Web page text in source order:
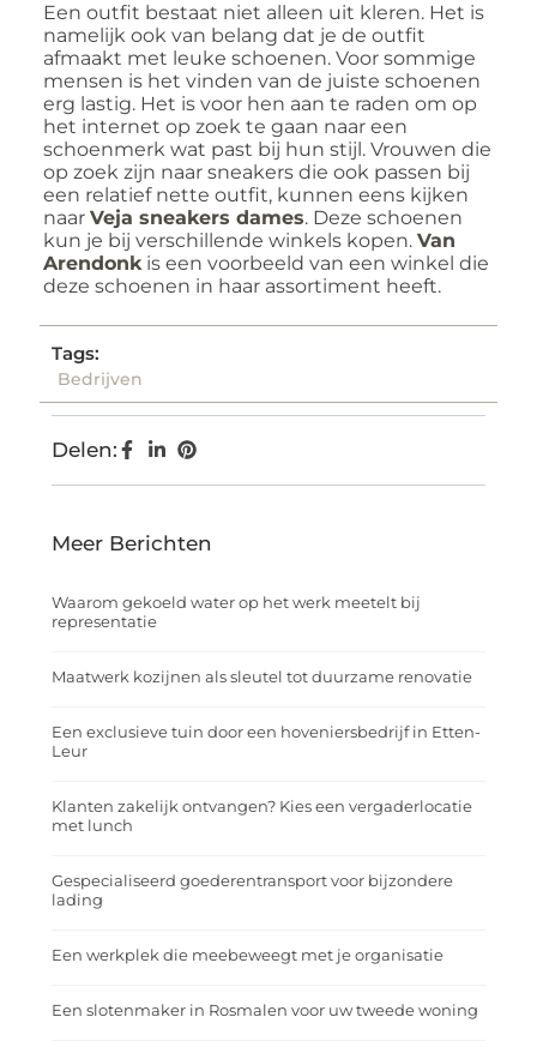
Een outfit bestaat niet alleen uit kleren. Het is
namelijk ook van belang dat je de outfit
afmaakt met leuke schoenen. Voor sommige
mensen is het vinden van de juiste schoenen
erg lastig. Het is voor hen aan te raden om op
het internet op zoek te gaan naar een
schoenmerk wat past bij hun stijl. Vrouwen die
op zoek zijn naar sneakers die ook passen bij
een relatief nette outfit, kunnen eens kijken
naar Veja sneakers dames. Deze schoenen
kun je bij verschillende winkels kopen. Van
Arendonkis een voorbeeld van een winkel die
deze schoenen in haar assortiment heeft.
Tags:
Bedrijven
Delen:
Meer Berichten
Waarom gekoeld water op het werk meetelt bij
representatie
Maatwerk kozijnen als sleutel tot duurzame renovatie
Een exclusieve tuin door een hoveniersbedrijf in Etten-
Leur
Klanten zakelijk ontvangen? Kies een vergaderlocatie
met lunch
Gespecialiseerd goederentransport voor bijzondere
lading
Een werkplek die meebeweegt met je organisatie
Een slotenmaker in Rosmalen voor uw tweede woning